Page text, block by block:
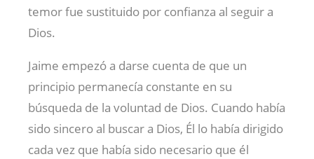
temor fue sustituido por confianza al seguir a
Dios.
Jaime empezó a darse cuenta de que un
principio permanecía constante en su
búsqueda de la voluntad de Dios. Cuando había
sido sincero al buscar a Dios, Él lo había dirigido
cada vez que había sido necesario que él